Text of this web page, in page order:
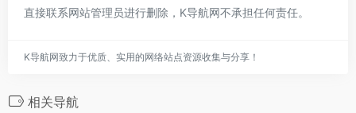
直接联系网站管理员进行删除，K导航网不承担任何责任。
K导航网致力于优质、实用的网络站点资源收集与分享！
相关导航